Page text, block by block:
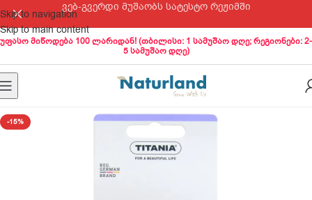
Skip to navigation
Skip to main content
ვებ-გვერდი მუშაობს სატესტო რეჟიმში
უფასო მიწოდება 100 ლარიდან! (თბილისი: 1 სამუშაო დღე; რეგიონები: 2-
5 სამუშაო დღე)
-15%